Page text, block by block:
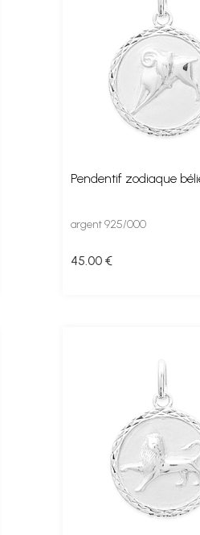
Pendentif zodiaque
argent 925/000
45 .00 €